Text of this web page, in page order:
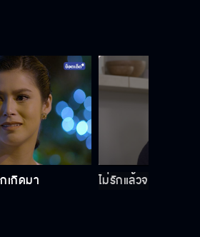
ตายใกล้กว่าที่คิด
กเมียน้อย...ไม่เคยมีอะไรดี
เกิดมา ไม่รักแล้วจะหึงทำไม